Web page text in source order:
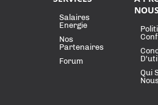
Salaires
Energie
Nos
Partenaires
Forum
NOUS
Qui